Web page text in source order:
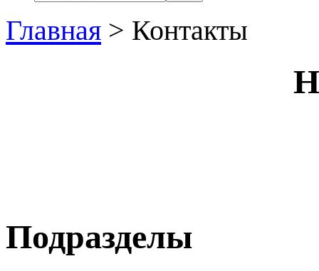
Главная > Контакты
Подразделы